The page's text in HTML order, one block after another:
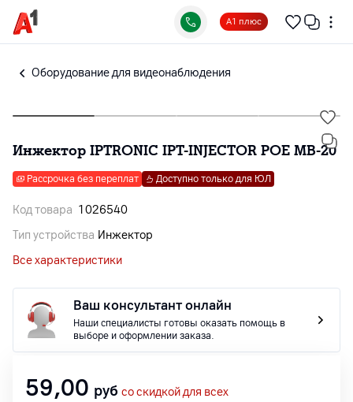
А1 плюс
Оборудование для видеонаблюдения
Инжектор IPTRONIC IPT-INJECTOR POE MB-20
Рассрочка без переплат Доступно только для ЮЛ
Код товара 1026540
Тип устройства Инжектор
Все характеристики
Ваш консультант онлайн
Наши специалисты готовы оказать помощь в
выборе и оформлении заказа.
59,00 руб со скидкой для всех